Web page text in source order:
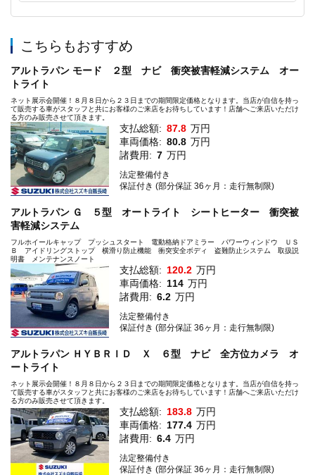
こちらもおすすめ
アルトラパン モード ２型 ナビ 衝突被害軽減システム オー
トライト
ネット展示会開催！８月８日から２３日までの期間限定価格となります。当店が自信を持っ
て販売する車がスタッフと共にお客様のご来店をお待ちしています！店舗へご来店いただけ
る方のみ販売させて頂きます。
支払総額: 87.8 万円
車両価格: 80.8 万円
諸費用: 7 万円
法定整備付き
保証付き (部分保証 36ヶ月：走行無制限)
アルトラパン Ｇ ５型 オートライト シートヒーター 衝突被
害軽減システム
フルホイールキャップ プッシュスタート 電動格納ドアミラー パワーウィンドウ ＵＳ
Ｂ アイドリングストップ 横滑り防止機能 衝突安全ボディ 盗難防止システム 取扱説
明書 メンテナンスノート
支払総額: 120.2 万円
車両価格: 114 万円
諸費用: 6.2 万円
法定整備付き
保証付き (部分保証 36ヶ月：走行無制限)
アルトラパン ＨＹＢＲＩＤ Ｘ ６型 ナビ 全方位カメラ オ
ートライト
ネット展示会開催！８月８日から２３日までの期間限定価格となります。当店が自信を持っ
て販売する車がスタッフと共にお客様のご来店をお待ちしています！店舗へご来店いただけ
る方のみ販売させて頂きます。
支払総額: 183.8 万円
車両価格: 177.4 万円
諸費用: 6.4 万円
法定整備付き
保証付き (部分保証 36ヶ月：走行無制限)